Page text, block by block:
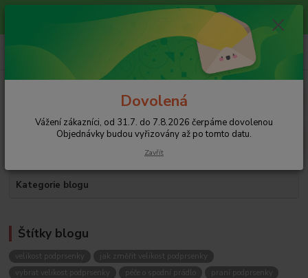
Vážení zákazníci, od 31.7. do 7.8.2026 čerpáme dovolenou
Objednávky budou vyřizovány až po tomto datu.
+420 608 754 282
pište email, pokud nezvedám tel.
Kategorie blogu
Štítky blogu
velikost podprsenky
jak změřit velikost podprsenky
vybrat velikost podprsenky
péče o spodní prádlo
praní podprsenky
Dovolená
Vážení zákazníci, od 31.7. do 7.8.2026 čerpáme dovolenou
Objednávky budou vyřizovány až po tomto datu.
Zavřít